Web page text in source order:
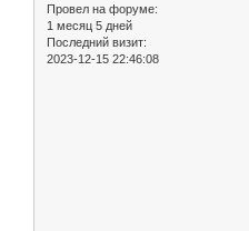
Провел на форуме:
1 месяц 5 дней
Последний визит:
2023-12-15 22:46:08